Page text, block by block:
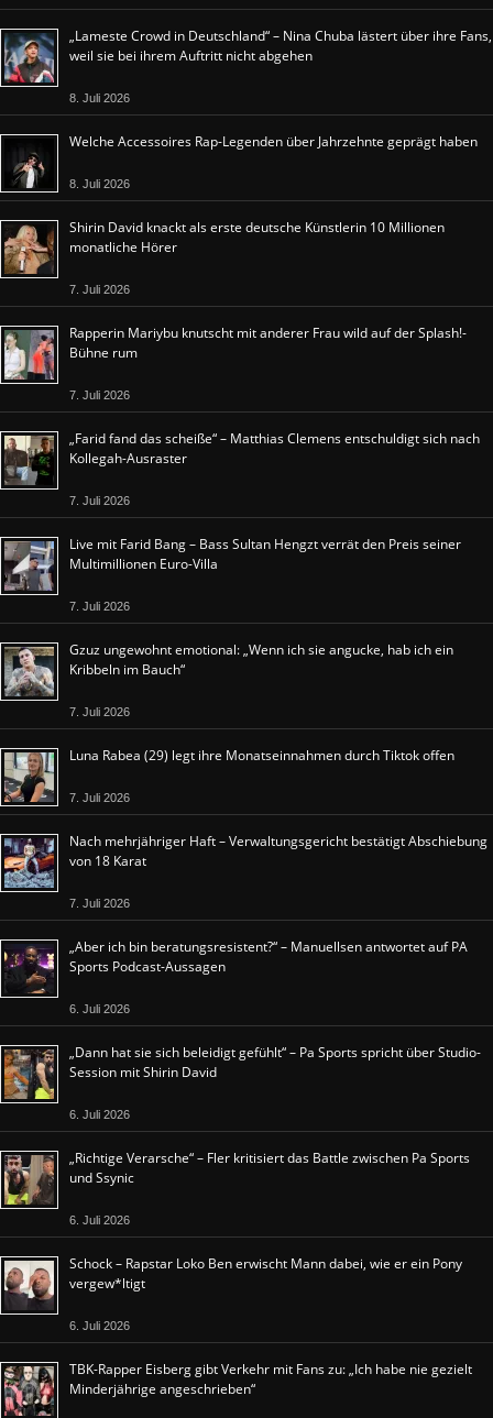
„Lameste Crowd in Deutschland“ – Nina Chuba lästert über ihre Fans,
weil sie bei ihrem Auftritt nicht abgehen
8. Juli 2026
Welche Accessoires Rap-Legenden über Jahrzehnte geprägt haben
8. Juli 2026
Shirin David knackt als erste deutsche Künstlerin 10 Millionen
monatliche Hörer
7. Juli 2026
Rapperin Mariybu knutscht mit anderer Frau wild auf der Splash!-
Bühne rum
7. Juli 2026
„Farid fand das scheiße“ – Matthias Clemens entschuldigt sich nach
Kollegah-Ausraster
7. Juli 2026
Live mit Farid Bang – Bass Sultan Hengzt verrät den Preis seiner
Multimillionen Euro-Villa
7. Juli 2026
Gzuz ungewohnt emotional: „Wenn ich sie angucke, hab ich ein
Kribbeln im Bauch“
7. Juli 2026
Luna Rabea (29) legt ihre Monatseinnahmen durch Tiktok offen
7. Juli 2026
Nach mehrjähriger Haft – Verwaltungsgericht bestätigt Abschiebung
von 18 Karat
7. Juli 2026
„Aber ich bin beratungsresistent?“ – Manuellsen antwortet auf PA
Sports Podcast-Aussagen
6. Juli 2026
„Dann hat sie sich beleidigt gefühlt“ – Pa Sports spricht über Studio-
Session mit Shirin David
6. Juli 2026
„Richtige Verarsche“ – Fler kritisiert das Battle zwischen Pa Sports
und Ssynic
6. Juli 2026
Schock – Rapstar Loko Ben erwischt Mann dabei, wie er ein Pony
vergew*ltigt
6. Juli 2026
TBK-Rapper Eisberg gibt Verkehr mit Fans zu: „Ich habe nie gezielt
Minderjährige angeschrieben“